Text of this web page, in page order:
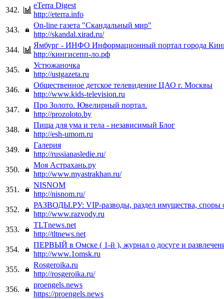
342.
eTerra Digest
http://eterra.info
343.
On-line газета "Скандальный мир"
http://skandal.xirad.ru/
344.
Ямбург - ИНФО Информационный портал города
http://кингисепп-ло.рф
345.
Устюжаночка
http://ustgazeta.ru
346.
Общественное детское телевидение ЦАО г. Москвы
http://www.kids-television.ru
347.
Про Золото. Ювелирный портал.
http://prozoloto.by
348.
Пища для ума и тела - независимый Блог
http://esh-umom.ru
349.
Галерия
http://russianasledie.ru/
350.
Моя Астрахань.ру
http://www.myastrakhan.ru/
351.
NISNOM
http://nisnom.ru/
352.
РАЗВОДЫ.РУ: VIP-разводы, раздел имущества, споры
http://www.razvody.ru
353.
TLTnews.net
http://tltnews.net
354.
ПЕРВЫЙ в Омске ( 1-й ), журнал о досуге и
http://www.1omsk.ru
355.
Rosgeroika.ru
http://rosgeroika.ru/
356.
proengels.news
https://proengels.news